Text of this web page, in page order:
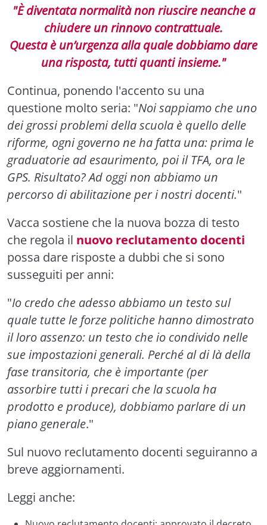
"È diventata normalità non riuscire neanche a
chiudere un rinnovo contrattuale.
Questa è un’urgenza alla quale dobbiamo dare
una risposta, tutti quanti insieme."
Continua, ponendo l'accento su una
questione molto seria: "Noi sappiamo che uno
dei grossi problemi della scuola è quello delle
riforme, ogni governo ne ha fatta una: prima le
graduatorie ad esaurimento, poi il TFA, ora le
GPS. Risultato? Ad oggi non abbiamo un
percorso di abilitazione per i nostri docenti."
Vacca sostiene che la nuova bozza di testo
che regola il nuovo reclutamento docenti
possa dare risposte a dubbi che si sono
susseguiti per anni:
"Io credo che adesso abbiamo un testo sul
quale tutte le forze politiche hanno dimostrato
il loro assenzo: un testo che io condivido nelle
sue impostazioni generali. Perché al di là della
fase transitoria, che è importante (per
assorbire tutti i precari che la scuola ha
prodotto e produce), dobbiamo parlare di un
piano generale."
Sul nuovo reclutamento docenti seguiranno a
breve aggiornamenti.
Leggi anche: